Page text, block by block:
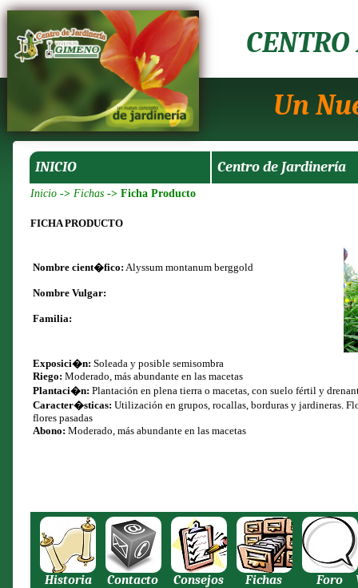
Un
INICIO Centro de Jardinería
Inicio -> Fichas -> Ficha Producto
FICHA PRODUCTO
Nombre cient�fico: Alyssum montanum berggold
Nombre Vulgar:
Familia:
Exposici�n: Soleada y posible semisombra
Riego: Moderado, más abundante en las macetas
Plantaci�n: Plantación en plena tierra o macetas, con suelo fértil y
Caracter�sticas: Utilización en grupos, rocallas, borduras y jardineras.
flores pasadas
Abono: Moderado, más abundante en las macetas
Historia Contacto Consejos Fichas Foro